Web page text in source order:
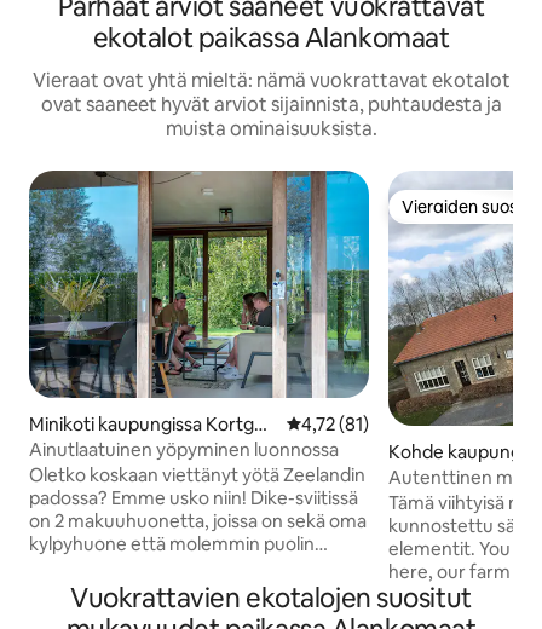
ekotalot paikassa Alankomaat
Vieraat ovat yhtä mieltä: nämä vuokrattavat ekotalot
ovat saaneet hyvät arviot sijainnista, puhtaudesta ja
muista ominaisuuksista.
Minikoti kaupungissa Kortgen
e
Keskimääräinen arvio 4,72/5,
4,72 (81)
Ainutlaatuinen yöpyminen luonnossa
Oletko koskaan viettänyt yötä Zeelandin
padossa? Emme usko niin! Dike-sviitissä
on 2 makuuhuonetta, joissa on sekä oma
kylpyhuone että molemmin puolin
oleskelukalusteet. Katolla olevien
aurinkopaneelien ja kierrätettyjen
Vieraiden
Vieraiden
Kohde
ement
Autenttinen
Tämä viihtyisä
kunnostettu
elementit. You
here, our farm is
beautiful
Makuuhuoneet
Vuokrattavien ekotalojen suositut